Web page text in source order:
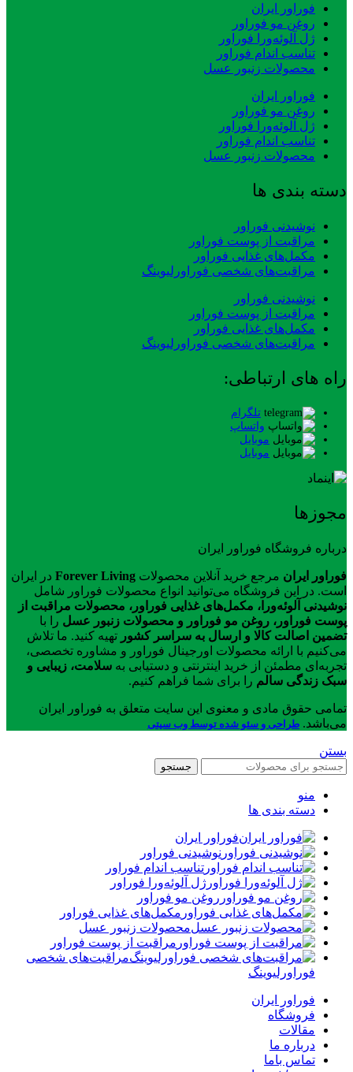
فوراور ایران
روغن مو فوراور
ژل آلوئه‌ورا فوراور
تناسب اندام فوراور
محصولات زنبور عسل
فوراور ایران
روغن مو فوراور
ژل آلوئه‌ورا فوراور
تناسب اندام فوراور
محصولات زنبور عسل
دسته بندی ها
نوشیدنی فوراور
مراقبت از پوست فوراور
مکمل‌های غذایی فوراور
مراقبت‌های شخصی فوراورلیوینگ
نوشیدنی فوراور
مراقبت از پوست فوراور
مکمل‌های غذایی فوراور
مراقبت‌های شخصی فوراورلیوینگ
راه های ارتباطی:
تلگرام
واتساپ
موبایل
موبایل
مجوزها
درباره فروشگاه فوراور ایران
فوراور ایران مرجع خرید آنلاین محصولات Forever Living در ایران
است. در این فروشگاه می‌توانید انواع محصولات فوراور شامل
نوشیدنی آلوئه‌ورا، مکمل‌های غذایی فوراور، محصولات مراقبت از
پوست فوراور، روغن مو فوراور و محصولات زنبور عسل را با
تضمین اصالت کالا و ارسال به سراسر کشور تهیه کنید. ما تلاش
می‌کنیم با ارائه محصولات اورجینال فوراور و مشاوره تخصصی،
تجربه‌ای مطمئن از خرید اینترنتی و دستیابی به سلامت، زیبایی و
سبک زندگی سالم را برای شما فراهم کنیم.
تمامی حقوق مادی و معنوی این سایت متعلق به فوراور ایران
می‌باشد. طراحی و سئو شده توسط وب سیتی
بستن
جستجو
منو
دسته بندی ها
فوراور ایران
نوشیدنی فوراور
تناسب اندام فوراور
ژل آلوئه‌ورا فوراور
روغن مو فوراور
مکمل‌های غذایی فوراور
محصولات زنبور عسل
مراقبت از پوست فوراور
مراقبت‌های شخصی
فوراورلیوینگ
فوراور ایران
فروشگاه
مقالات
درباره ما
تماس باما